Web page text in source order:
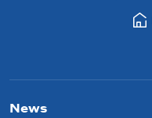
News